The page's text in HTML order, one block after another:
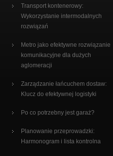
Transport kontenerowy:
Wykorzystanie intermodalnych
rozwiązań
Metro jako efektywne rozwiązanie
komunikacyjne dla dużych
aglomeracji
Zarządzanie łańcuchem dostaw:
Klucz do efektywnej logistyki
Po co potrzebny jest garaż?
Planowanie przeprowadzki:
Harmonogram i lista kontrolna